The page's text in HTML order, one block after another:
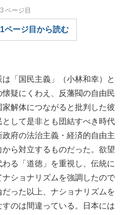
ページ目
ページ目から読む
「国民主義」（小林和幸）と
疑にくわえ、反藩閥の自由民
解体につながると批判した彼
して是非とも団結すべき時代
府の法治主義・経済的自由主
ら対立するものだった。欲望
る「道徳」を重視し、伝統に
ショナリズムを強調したので
った以上、ナショナリズムを
のは間違っている。日本には